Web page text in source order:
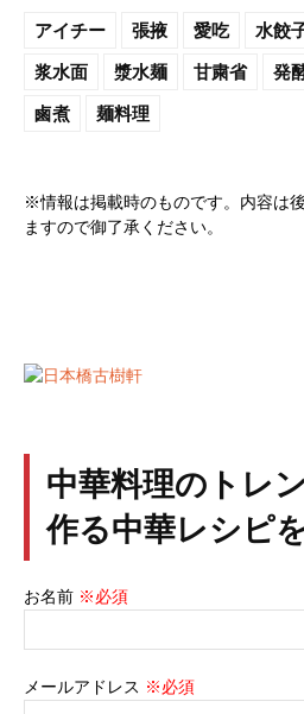
アイチー 張掖 愛吃 水餃
浆水面
漿水麺 甘粛省 発
鹵煮
麺料理
※情報は掲載時のものです。内容は
ますので御了承ください。
中華料理のトレ
作る中華レシピ
お名前 ※必須
メールアドレス ※必須